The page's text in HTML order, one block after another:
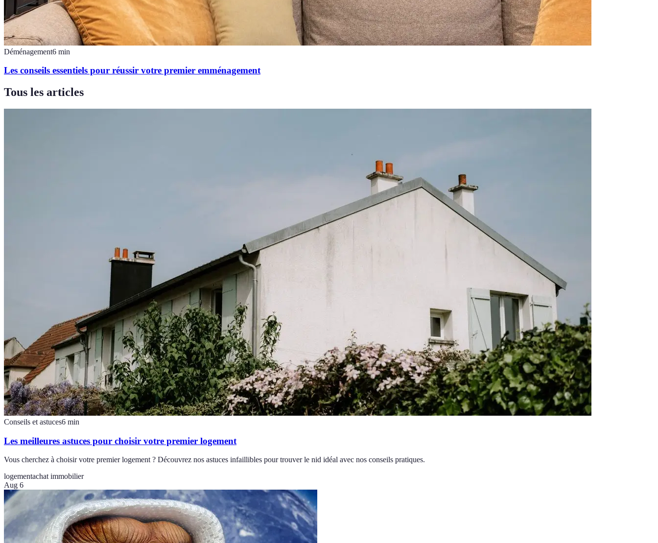
Déménagement6 min
Les conseils essentiels pour réussir votre premier emménagement
Tous les articles
Conseils et astuces6 min
Les meilleures astuces pour choisir votre premier logement
Vous cherchez à choisir votre premier logement ? Découvrez nos astuces infaillibles pour trouver le nid idéal avec nos conseils pratiques.
logementachat immobilier
Aug 6